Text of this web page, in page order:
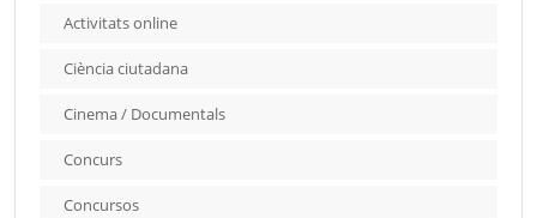
Activitats online
Ciència ciutadana
Cinema / Documentals
Concurs
Concursos